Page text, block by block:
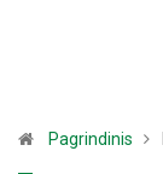
Pagrindinis